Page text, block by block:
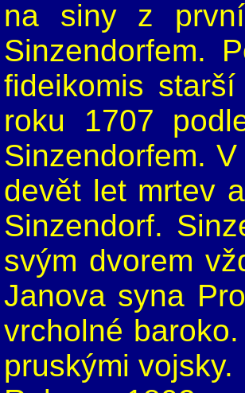
na siny z
Sinzendorfem.
fideikomis
roku 1707
Sinzendorfem.
devět let mrtev
Sinzendorf.
svým dvorem
Janova syna
vrcholné
pruskými vojsky.